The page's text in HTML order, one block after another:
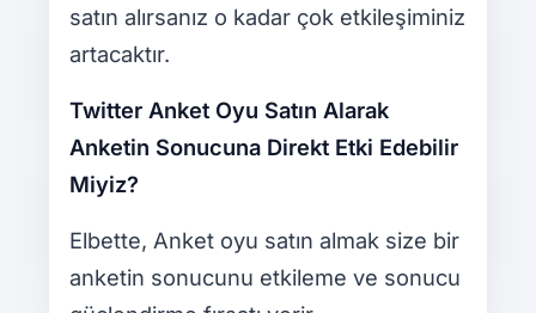
satın alırsanız o kadar çok etkileşiminiz
artacaktır.
Twitter Anket Oyu Satın Alarak
Anketin Sonucuna Direkt Etki Edebilir
Miyiz?
Elbette, Anket oyu satın almak size bir
anketin sonucunu etkileme ve sonucu